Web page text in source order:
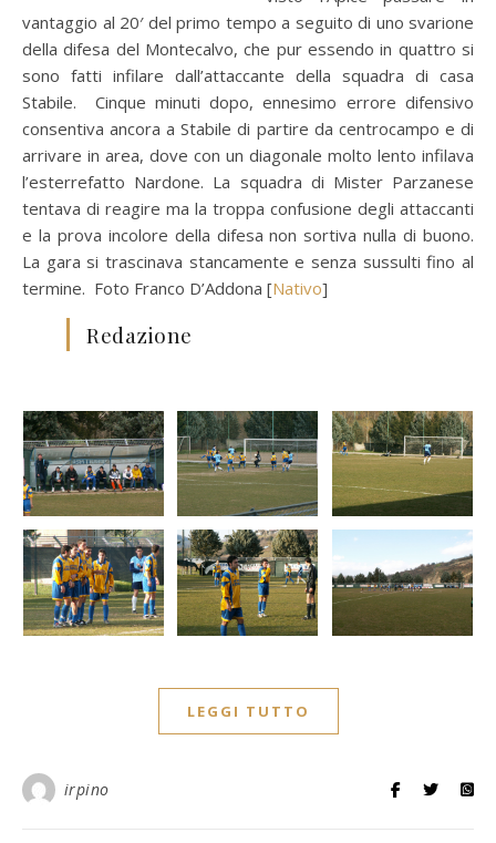
vantaggio al 20′ del primo tempo a seguito di uno svarione
della difesa del Montecalvo, che pur essendo in quattro si
sono fatti infilare dall’attaccante della squadra di casa
Stabile. Cinque minuti dopo, ennesimo errore difensivo
consentiva ancora a Stabile di partire da centrocampo e di
arrivare in area, dove con un diagonale molto lento infilava
l’esterrefatto Nardone. La squadra di Mister Parzanese
tentava di reagire ma la troppa confusione degli attaccanti
e la prova incolore della difesa non sortiva nulla di buono.
La gara si trascinava stancamente e senza sussulti fino al
termine. Foto Franco D’Addona [Nativo]
Redazione
LEGGI TUTTO
irpino